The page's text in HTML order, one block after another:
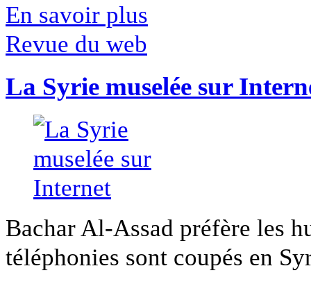
En savoir plus
Revue du web
La Syrie muselée sur
Bachar Al-Assad préfère les
téléphonies sont coupés en